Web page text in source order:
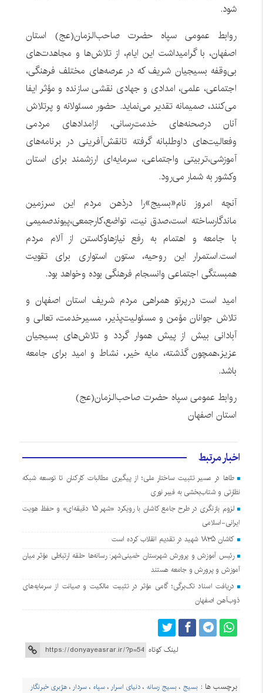
شود.
روابط عمومی سپاه حضرت صاحب‌الزمان‌(عج) استان
اصفهان، با گرامیداشت این ایام، از تلاش‌ها و مجاهدت‌های
بی‌وقفه بسیجیان شریف که در عرصه‌های مختلف فرهنگی،
اجتماعی، علمی، امدادی و جهادی نقشی سازنده و مؤثر ایفا
می‌کنند، صمیمانه تقدیر می‌نماید. حضور مسئولانه و پرتلاش
آنان درصحنه‌های خدمت‌رسانی، ازامدادهای مردمی
وفعالیت‌های داوطلبانه گرفته تانقش‌آفرینی در برنامه‌های
آموزشی،تربیتی واجتماعی، سرمایه‌ای ارزشمند برای استان
وکشور به شمار می‌رود.
آنچه امروز نام«بسیج»را درذهن مردم این سرزمین
ماندگارساخته است،صدق نیت، تواضع،کارجمعی،پیوندصمیمی
با جامعه و اهتمام به رفع نیازهاوکاستن از آلام مردم
است.استمرار این روحیه، ستون استواری برای تقویت
همبستگی اجتماعی وانسجام فرهنگی بوده وخواهد بود.
امید است درپرتو همراهی مردم شریف استان اصفهان و
تلاش جوانان مؤمن و مسئولیت‌پذیر، مسیرخدمت، تعالی و
آبادانی بیش از پیش هموار گردد و تلاش‌های بسیجیان
عزیز،همچون گذشته، مایه خیر، نشاط و امید برای جامعه
باشد.
روابط عمومی سپاه حضرت صاحب‌الزمان‌(عج)
استان اصفهان
اخبار مرتبط
طاها در مسیر تثبیت ساختار ملی؛ از پیگیری مطالبات کارکنان تا توسعه شبکه
نظارتی و شتاب‌بخشی به فیبر نوری
لزوم بازنگری در طرح جامع کاشان با رویکرد «شهر ۱۵ دقیقه‌ای» و حفظ هویت
ایرانی-اسلامی
کاشان ۱۸۳۵ شهید در تقدیم انقلاب کرده است
رئیس آموزش و پرورش شهرستان خمینی‌شهر: رسانه‌ها حلقه ارتباطی مؤثر میان
آموزش و پرورش و جامعه هستند
دریافت اسناد تک‌برگی؛ گامی مؤثر در تثبیت مالکیت و صیانت از سرمایه‌های
ذوب‌آهن اصفهان
لینک کوتاه
برچسب ها : بسیج ،بسیج رسانه ،دنیای اسرار ،سپاه ،سردار ،هژبری خبرنگار